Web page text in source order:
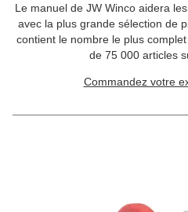
Le manuel de JW Winco aidera
avec la plus grande sélection de
contient le nombre le plus
de 75 000 articles
Commandez votre